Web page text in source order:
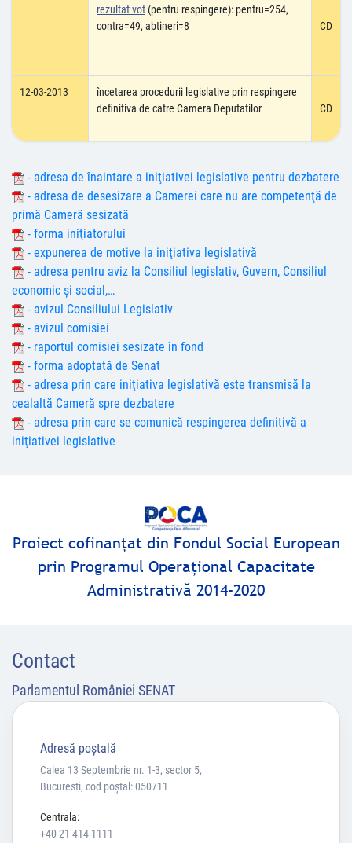
rezultat vot (pentru respingere): pentru=254,
contra=49, abtineri=8
CD
12-03-2013
încetarea procedurii legislative prin respingere
definitiva de catre Camera Deputatilor
CD
- adresa de înaintare a iniţiativei legislative pentru dezbatere
- adresa de desesizare a Camerei care nu are competenţă de
primă Cameră sesizată
- forma iniţiatorului
- expunerea de motive la iniţiativa legislativă
- adresa pentru aviz la Consiliul legislativ, Guvern, Consiliul
economic şi social,…
- avizul Consiliului Legislativ
- avizul comisiei
- raportul comisiei sesizate în fond
- forma adoptată de Senat
- adresa prin care iniţiativa legislativă este transmisă la
cealaltă Cameră spre dezbatere
- adresa prin care se comunică respingerea definitivă a
iniţiativei legislative
Proiect cofinanţat din Fondul Social European
prin Programul Operaţional Capacitate
Administrativă 2014-2020
Contact
Parlamentul României SENAT
Adresă poştală
Calea 13 Septembrie nr. 1-3, sector 5,
Bucuresti, cod poștal: 050711
Centrala:
+40 21 414 1111